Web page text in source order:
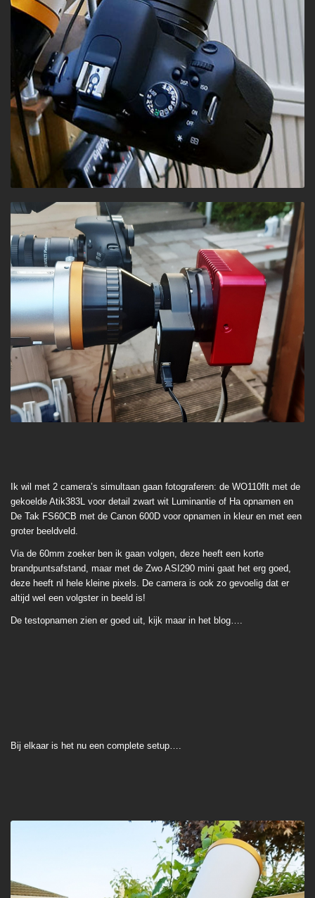
Ik wil met 2 camera’s simultaan gaan fotograferen: de WO110flt met de
gekoelde Atik383L voor detail zwart wit Luminantie of Ha opnamen en
De Tak FS60CB met de Canon 600D voor opnamen in kleur en met een
groter beeldveld.
Via de 60mm zoeker ben ik gaan volgen, deze heeft een korte
brandpuntsafstand, maar met de Zwo ASI290 mini gaat het erg goed,
deze heeft nl hele kleine pixels. De camera is ook zo gevoelig dat er
altijd wel een volgster in beeld is!
De testopnamen zien er goed uit, kijk maar in het blog….
Bij elkaar is het nu een complete setup….